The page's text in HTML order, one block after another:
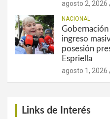
agosto 2, 2026
NACIONAL
Gobernación
ingreso
posesión
Espriella
agosto 1, 2026
Links de Interés